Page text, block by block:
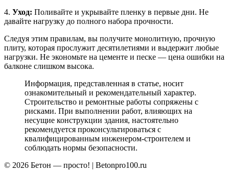
4. Уход: Поливайте и укрывайте пленку в первые дни. Не
давайте нагрузку до полного набора прочности.
Следуя этим правилам, вы получите монолитную, прочную
плиту, которая прослужит десятилетиями и выдержит любые
нагрузки. Не экономьте на цементе и песке — цена ошибки на
балконе слишком высока.
Информация, представленная в статье, носит
ознакомительный и рекомендательный характер.
Строительство и ремонтные работы сопряжены с
рисками. При выполнении работ, влияющих на
несущие конструкции здания, настоятельно
рекомендуется проконсультироваться с
квалифицированным инженером-строителем и
соблюдать нормы безопасности.
© 2026 Бетон — просто! | Betonpro100.ru